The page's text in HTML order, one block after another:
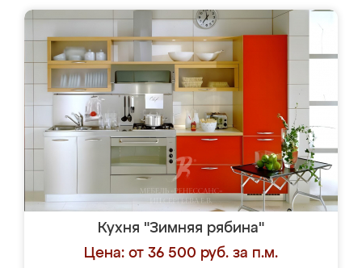
Кухня "Зимняя рябина"
Цена: от 36 500 руб. за п.м.